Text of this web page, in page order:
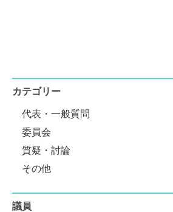
カテゴリー
代表・一般質問
委員会
質疑・討論
その他
議員